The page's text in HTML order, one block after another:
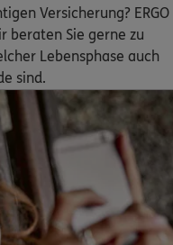
ERGO
(37.9 km)
ERGO
Altentreptow
ERGO
Versicherung? ERGO
beraten Sie gerne zu
Lebensphase auch
sind.